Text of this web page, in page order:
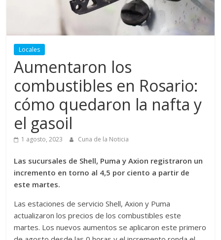
Locales
Aumentaron los
combustibles en Rosario:
cómo quedaron la nafta y
el gasoil
1 agosto, 2023 Cuna de la Noticia
Las sucursales de Shell, Puma y Axion registraron un
incremento en torno al 4,5 por ciento a partir de
este martes.
Las estaciones de servicio Shell, Axion y Puma
actualizaron los precios de los combustibles este
martes. Los nuevos aumentos se aplicaron este primero